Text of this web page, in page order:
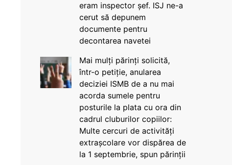
eram inspector șef. ISJ ne-a
cerut să depunem
documente pentru
decontarea navetei
Mai mulți părinți solicită,
într-o petiție, anularea
deciziei ISMB de a nu mai
acorda sumele pentru
posturile la plata cu ora din
cadrul cluburilor copiilor:
Multe cercuri de activități
extrașcolare vor dispărea de
la 1 septembrie, spun părinții